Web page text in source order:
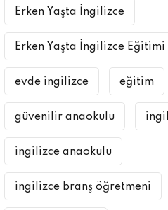
Erken Yaşta İngilizce
Erken Yaşta İngilizce Eğitimi
evde ingilizce eğitim
güvenilir anaokulu
ingilizce anaokulu
ingilizce branş öğretmeni